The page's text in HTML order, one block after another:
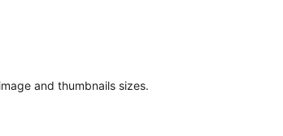
and thumbnails sizes.